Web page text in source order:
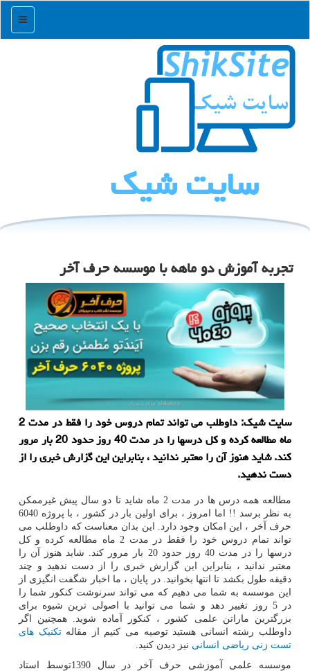
منو
سایت شیك
تجربه آموزش دو ماهه با موسسه حرف آخر
سایت شیك: داوطلب می تواند تمام دروس خود را فقط در مدت 2
ماه مطالعه كرده و كل درسها را در مدت 40 روز حدود 20 بار مرور
كند. شاید هنوز آن را معتبر ندانید ، بنابراین این گزارش خبری را از
دست ندهید.
مطالعه همه درس ها در مدت 2 ماه شاید تا دو سال پیش غیرممکن
به نظر برسد !! اما امروز ، برای اولین بار در کشور ، با پروژه 6040
حرف آخر ، این امکان وجود دارد. این بدان معناست که داوطلب می
تواند تمام دروس خود را فقط در مدت 2 ماه مطالعه کرده و کل
درسها را در مدت 40 روز حدود 20 بار مرور کند. شاید هنوز آن را
معتبر ندانید ، بنابراین این گزارش خبری را از دست ندهید و چند
دقیقه طول بکشد تا انتها بخوانید. در پایان ، ما اخبار شگفت انگیزی از
این موسسه به شما می دهیم که می تواند سرنوشت کنکور شما را
در 5 روز تغییر دهد و شما می توانید با اصولی ترین شیوه برای
بزرگترین ماراتن علمی کشور ، کنکور آماده شوید. همچنین اگر
داوطلب رشته انسانی هستید توصیه می کنیم از مقالهتکنیک های
تست زنی ریاضی انسانی نیز دیدن کنید.
موسسه علمی آموزشی حرف آخر در سال 1390توسط استاد